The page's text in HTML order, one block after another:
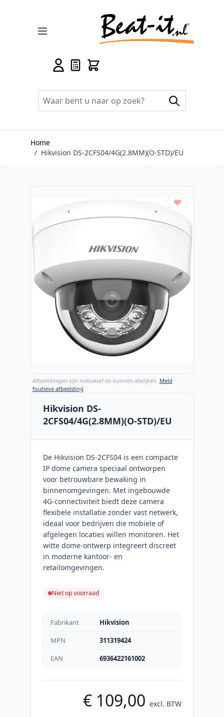
Home
/ Hikvision DS-2CFS04/4G(2.8MM)(O-STD)/EU
Afbeeldingen zijn indicatief en kunnen afwijken. Meld
foutieve afbeelding
Hikvision DS-
2CFS04/4G(2.8MM)(O-STD)/EU
De Hikvision DS-2CFS04 is een compacte
IP dome camera speciaal ontworpen
voor betrouwbare bewaking in
binnenomgevingen. Met ingebouwde
4G-connectiviteit biedt deze camera
flexibele installatie zonder vast netwerk,
ideaal voor bedrijven die mobiele of
afgelegen locaties willen monitoren. Het
witte dome-ontwerp integreert discreet
in moderne kantoor- en
retailomgevingen.
Niet op voorraad
Fabrikant
Hikvision
MPN
311319424
EAN
6936422161002
€ 109,00 excl. BTW